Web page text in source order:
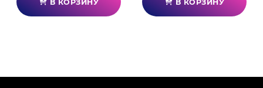
В КОРЗИНУ В КОРЗИНУ